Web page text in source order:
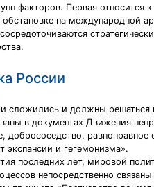
факторов. Первая относится
на международной
России
сложились и должны решаться
в документах Движения
добрососедство,
экспансии и гегемонизма».
последних лет, мировой
непосредственно